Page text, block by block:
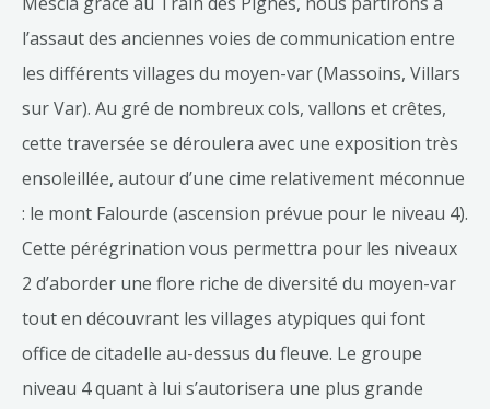
l’assaut des anciennes voies de communication entre
les différents villages du moyen-var (Massoins, Villars
sur Var). Au gré de nombreux cols, vallons et crêtes,
cette traversée se déroulera avec une exposition très
ensoleillée, autour d’une cime relativement méconnue
: le mont Falourde (ascension prévue pour le niveau 4).
Cette pérégrination vous permettra pour les niveaux
2 d’aborder une flore riche de diversité du moyen-var
tout en découvrant les villages atypiques qui font
office de citadelle au-dessus du fleuve. Le groupe
niveau 4 quant à lui s’autorisera une plus grande